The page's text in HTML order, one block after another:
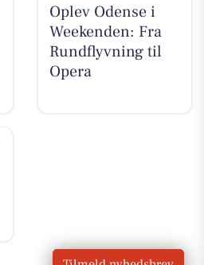
Oplev Odense i
Weekenden: Fra
Rundflyvning til
Opera